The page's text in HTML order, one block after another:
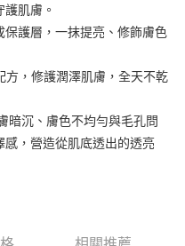
台北富邦商業銀行
兆豐國際商業銀行
華泰商業銀行
遠東國際商業銀行
星展（台灣）商業銀行
中國信託商業銀行
肌膚。
護層，一抹提亮、修飾膚色
方，修護潤澤肌膚，全天不乾
暗沉、膚色不均勻與毛孔問
，營造從肌底透出的透亮